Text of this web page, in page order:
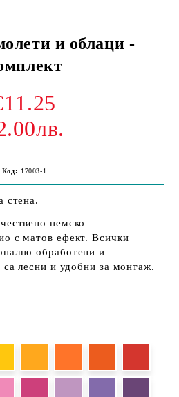
и облаци -
Код: 17003-1
стена.
немско
с матов ефект. Всички
обработени и
са лесни и удобни за монтаж.